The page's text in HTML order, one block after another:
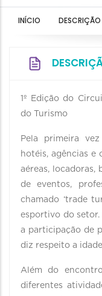
INÍCIO DESCRIÇÃO
1º Edição do
do Turismo
Pela primeira
hotéis, agências e
aéreas, locadoras,
de eventos,
chamado ‘trade
esportivo do
a participação de
diz respeito a
Além do
diferentes